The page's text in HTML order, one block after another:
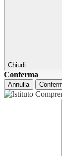
Chiudi
Conferma
Annulla